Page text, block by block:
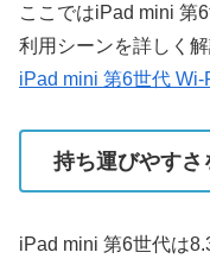
ここではiPad mini 第
利用シーンを詳しく解
iPad mini 第6世代
持ち運びやすさ
iPad mini 第6世代は